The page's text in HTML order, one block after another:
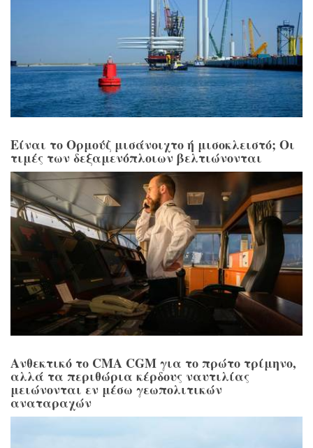
Είναι το Ορμούζ μισάνοιχτο ή μισοκλειστό; Οι
τιμές των δεξαμενόπλοιων βελτιώνονται
Ανθεκτικό το CMA CGM για το πρώτο τρίμηνο,
αλλά τα περιθώρια κέρδους ναυτιλίας
μειώνονται εν μέσω γεωπολιτικών
αναταραχών